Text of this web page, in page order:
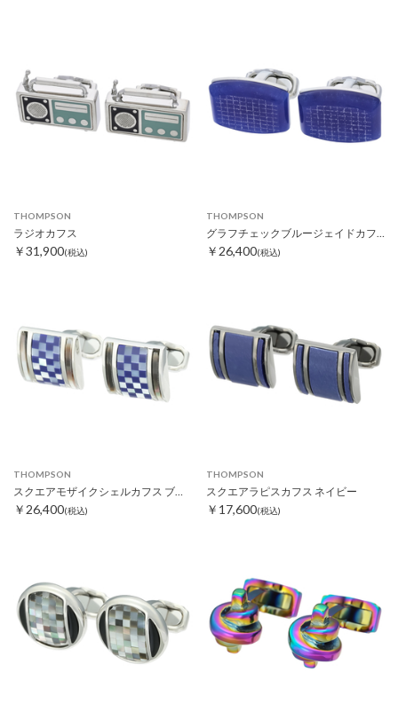
THOMPSON
ラジオカフス
￥31,900(税込)
THOMPSON
￥26,400(税込)
THOMPSON
スクエアモザイクシェルカフス ブルー
￥26,400(税込)
THOMPSON
スクエアラピスカフス ネイビー
￥17,600(税込)